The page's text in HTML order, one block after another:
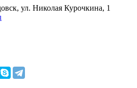
ул. Николая Курочкина, 1